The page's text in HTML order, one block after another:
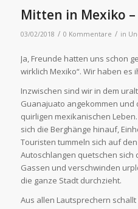
Mitten in Mexiko
03/02/2018 / 0 Kommentare / in
Ja, Freunde hatten uns schon
wirklich Mexiko“. Wir haben es
Inzwischen sind wir in dem
Guanajuato angekommen und
quirligen mexikanischen
sich die Berghänge hinauf,
Touristen tummeln sich auf
Autoschlangen quetschen sich
Gassen und verschwinden
die ganze Stadt durchzieht.
Aus allen Lautsprechern